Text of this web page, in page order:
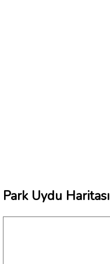
Park Uydu Haritası